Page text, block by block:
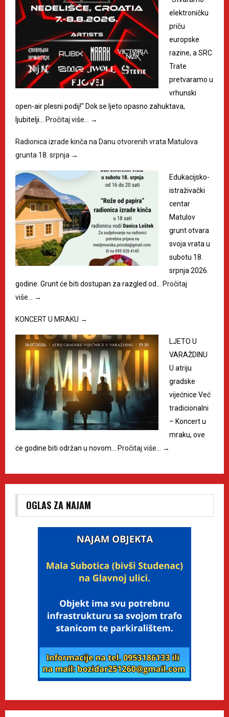
elektroničku
priču
europske
razine, a SRC
Trate
pretvaramo u
vrhunski
open-air plesni podij!" Dok se ljeto opasno zahuktava,
ljubitelji…
Pročitaj više… →
Radionica izrade kinča na Danu otvorenih vrata Matulova
grunta 18. srpnja →
Edukacijsko-
istraživački
centar
Matulov
grunt otvara
svoja vrata u
subotu 18.
srpnja 2026.
godine. Grunt će biti dostupan za razgled od…
Pročitaj
više…
→
KONCERT U MRAKU →
LJETO U
VARAŽDINU
U atriju
gradske
vijećnice Već
tradicionalni
– Koncert u
mraku, ove
će godine biti održan u novom…
Pročitaj više… →
OGLAS ZA NAJAM